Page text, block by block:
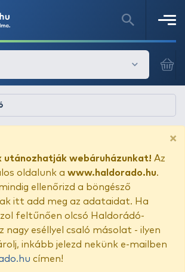
×
utánozhatják webáruházunkat! Az
oldalunk a www.haldorado.hu.
ellenőrizd a böngésző
itt add meg az adataidat. Ha
feltűnően olcsó Haldorádó-
nagy eséllyel csaló másolat - ilyen
inkább jelezd nekünk e-mailben
címen!